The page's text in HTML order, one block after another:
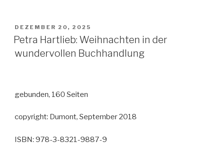
VERÖFFENTLICHT
AM
DEZEMBER 20, 2025
Petra Hartlieb: Weihnachten in der
wundervollen Buchhandlung
gebunden, 160 Seiten
copyright: Dumont, September 2018
ISBN: 978-3-8321-9887-9